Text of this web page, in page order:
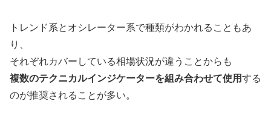
トレンド系とオシレーター系で種類がわかれることもあ
り、
それぞれカバーしている相場状況が違うことからも
複数のテクニカルインジケーターを組み合わせて使用する
のが推奨されることが多い。